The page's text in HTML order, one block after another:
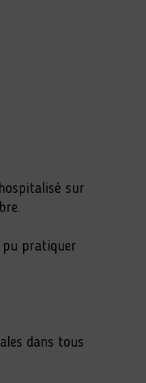
sur
pu pratiquer
dans tous